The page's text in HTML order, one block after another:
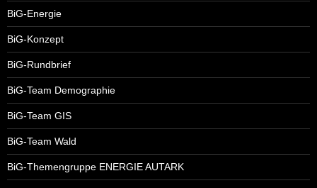
BiG-Energie
BiG-Konzept
BiG-Rundbrief
BiG-Team Demographie
BiG-Team GIS
BiG-Team Wald
BiG-Themengruppe ENERGIE AUTARK